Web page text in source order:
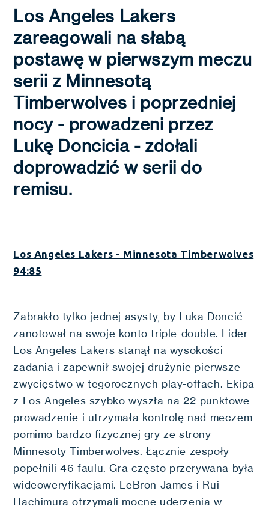
Los Angeles Lakers
zareagowali na słabą
postawę w pierwszym meczu
serii z Minnesotą
Timberwolves i poprzedniej
nocy - prowadzeni przez
Lukę Doncicia - zdołali
doprowadzić w serii do
remisu.
Los Angeles Lakers - Minnesota Timberwolves
94:85
Zabrakło tylko jednej asysty, by Luka Doncić
zanotował na swoje konto triple-double. Lider
Los Angeles Lakers stanął na wysokości
zadania i zapewnił swojej drużynie pierwsze
zwycięstwo w tegorocznych play-offach. Ekipa
z Los Angeles szybko wyszła na 22-punktowe
prowadzenie i utrzymała kontrolę nad meczem
pomimo bardzo fizycznej gry ze strony
Minnesoty Timberwolves. Łącznie zespoły
popełnili 46 faulu. Gra często przerywana była
wideoweryfikacjami. LeBron James i Rui
Hachimura otrzymali mocne uderzenia w